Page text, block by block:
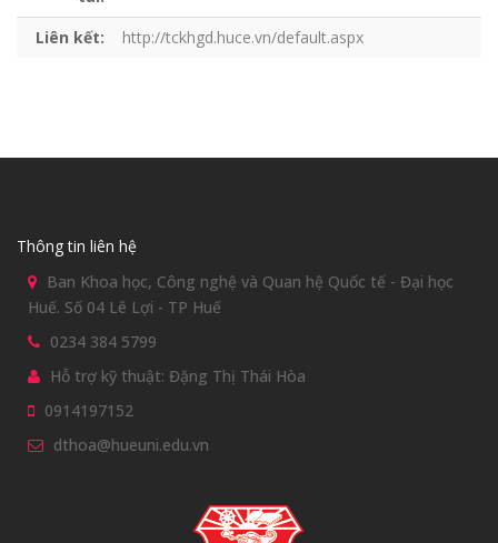
Liên kết: http://tckhgd.huce.vn/default.aspx
Thông tin liên hệ
Ban Khoa học, Công nghệ và Quan hệ Quốc tế - Đại học
Huế. Số 04 Lê Lợi - TP Huế
0234 384 5799
Hỗ trợ kỹ thuật: Đặng Thị Thái Hòa
0914197152
dthoa@hueuni.edu.vn